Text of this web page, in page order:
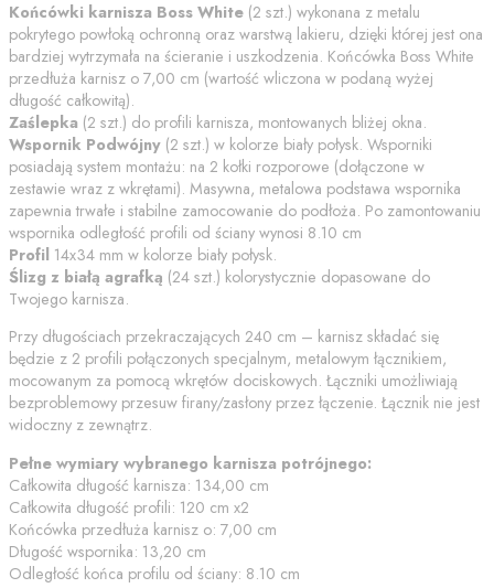
Końcówki karnisza Boss White (2 szt.) wykonana z metalu
pokrytego powłoką ochronną oraz warstwą lakieru, dzięki której jest ona
bardziej wytrzymała na ścieranie i uszkodzenia. Końcówka Boss White
przedłuża karnisz o 7,00 cm (wartość wliczona w podaną wyżej
długość całkowitą).
Zaślepka (2 szt.) do profili karnisza, montowanych bliżej okna.
Wspornik Podwójny (2 szt.) w kolorze biały połysk. Wsporniki
posiadają system montażu: na 2 kołki rozporowe (dołączone w
zestawie wraz z wkrętami). Masywna, metalowa podstawa wspornika
zapewnia trwałe i stabilne zamocowanie do podłoża. Po zamontowaniu
wspornika odległość profili od ściany wynosi 8.10 cm
Profil 14x34 mm w kolorze biały połysk.
Ślizg z białą agrafką (24 szt.) kolorystycznie dopasowane do
Twojego karnisza.
Przy długościach przekraczających 240 cm – karnisz składać się
będzie z 2 profili połączonych specjalnym, metalowym łącznikiem,
mocowanym za pomocą wkrętów dociskowych. Łączniki umożliwiają
bezproblemowy przesuw firany/zasłony przez łączenie. Łącznik nie jest
widoczny z zewnątrz.
Pełne wymiary wybranego karnisza potrójnego:
Całkowita długość karnisza: 134,00 cm
Całkowita długość profili: 120 cm x2
Końcówka przedłuża karnisz o: 7,00 cm
Długość wspornika: 13,20 cm
Odległość końca profilu od ściany: 8.10 cm